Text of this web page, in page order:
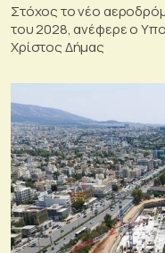
Στόχος το νέο
του 2028, ανέφερε ο
Χρίστος Δήμας